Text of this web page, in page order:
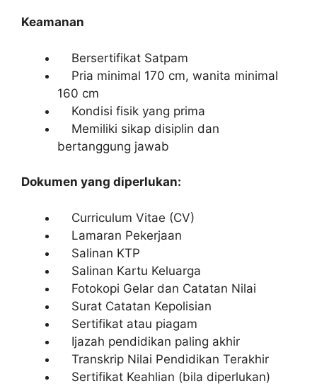
Keamanan
Bersertifikat Satpam
Pria minimal 170 cm, wanita minimal
160 cm
Kondisi fisik yang prima
Memiliki sikap disiplin dan
bertanggung jawab
Dokumen yang diperlukan:
Curriculum Vitae (CV)
Lamaran Pekerjaan
Salinan KTP
Salinan Kartu Keluarga
Fotokopi Gelar dan Catatan Nilai
Surat Catatan Kepolisian
Sertifikat atau piagam
Ijazah pendidikan paling akhir
Transkrip Nilai Pendidikan Terakhir
Sertifikat Keahlian (bila diperlukan)